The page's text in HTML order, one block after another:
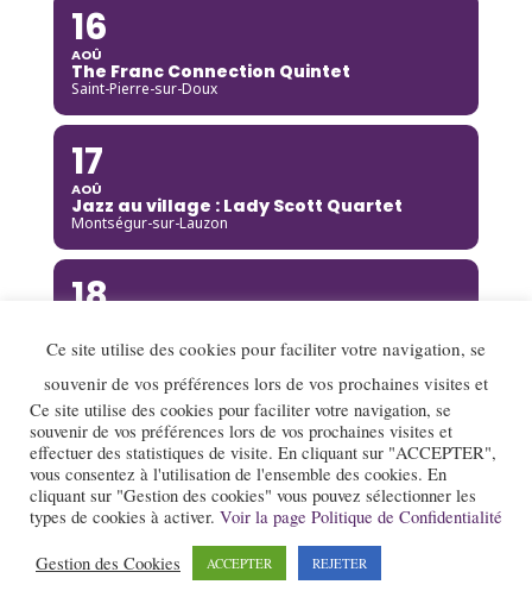
16
AOÛ
The Franc Connection Quintet
Saint-Pierre-sur-Doux
17
AOÛ
Jazz au village : Lady Scott Quartet
Montségur-sur-Lauzon
18
Djoukil Jazz Band
Annecy
18
AOÛ
Camille Heim Quintet
La Garde-Adhémar
18
Ce site utilise des cookies pour faciliter votre navigation, se
souvenir de vos préférences lors de vos prochaines visites et
Ce site utilise des cookies pour faciliter votre navigation, se
souvenir de vos préférences lors de vos prochaines visites et
effectuer des statistiques de visite. En cliquant sur "ACCEPTER",
vous consentez à l'utilisation de l'ensemble des cookies. En
cliquant sur "Gestion des cookies" vous pouvez sélectionner les
types de cookies à activer. Voir la page Politique de Confidentialité
Gestion des Cookies ACCEPTER REJETER